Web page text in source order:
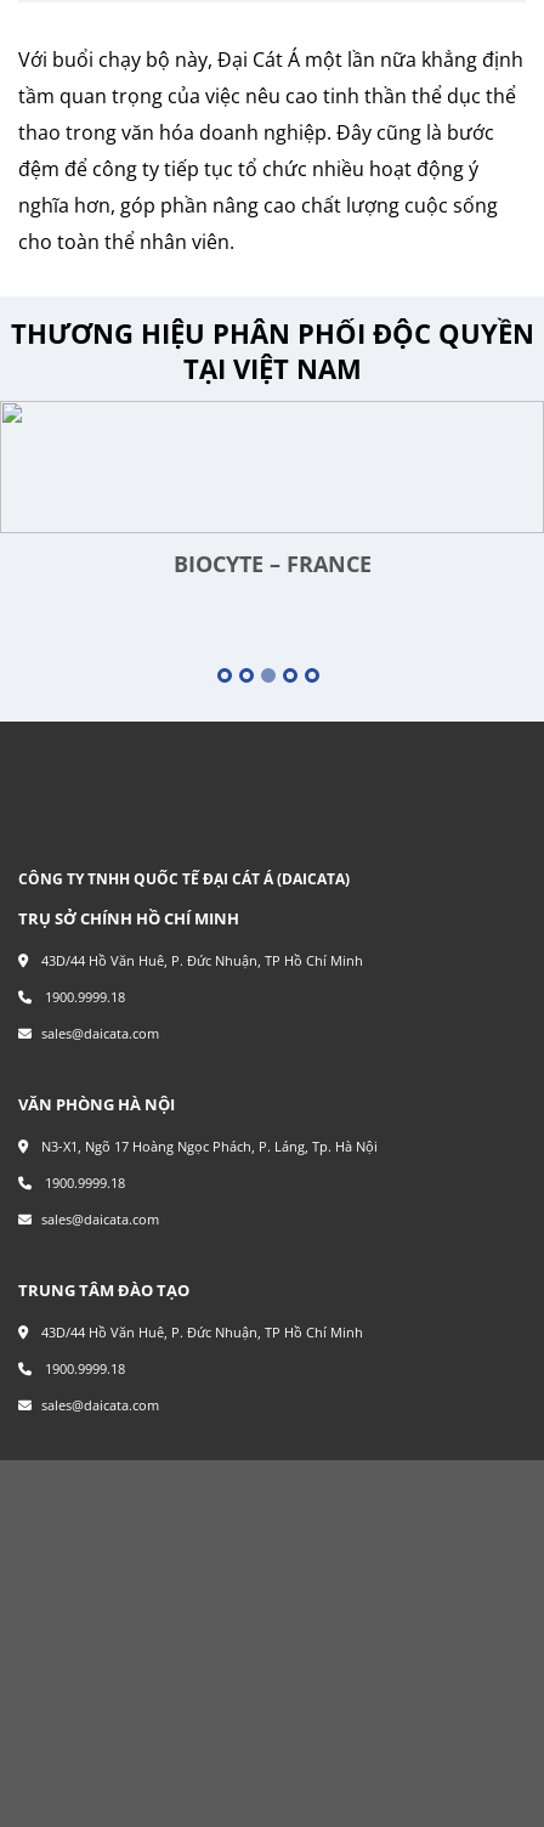
Với buổi chạy bộ này, Đại Cát Á một lần nữa khẳng định
tầm quan trọng của việc nêu cao tinh thần thể dục thể
thao trong văn hóa doanh nghiệp. Đây cũng là bước
đệm để công ty tiếp tục tổ chức nhiều hoạt động ý
nghĩa hơn, góp phần nâng cao chất lượng cuộc sống
cho toàn thể nhân viên.
THƯƠNG HIỆU PHÂN PHỐI ĐỘC QUYỀN
TẠI VIỆT NAM
BIOCYTE – FRANCE
CÔNG TY TNHH QUỐC TẾ ĐẠI CÁT Á (DAICATA)
TRỤ SỞ CHÍNH HỒ CHÍ MINH
43D/44 Hồ Văn Huê, P. Đức Nhuận, TP Hồ Chí Minh
1900.9999.18
sales@daicata.com
VĂN PHÒNG HÀ NỘI
N3-X1, Ngõ 17 Hoàng Ngọc Phách, P. Láng, Tp. Hà Nội
1900.9999.18
sales@daicata.com
TRUNG TÂM ĐÀO TẠO
43D/44 Hồ Văn Huê, P. Đức Nhuận, TP Hồ Chí Minh
1900.9999.18
sales@daicata.com